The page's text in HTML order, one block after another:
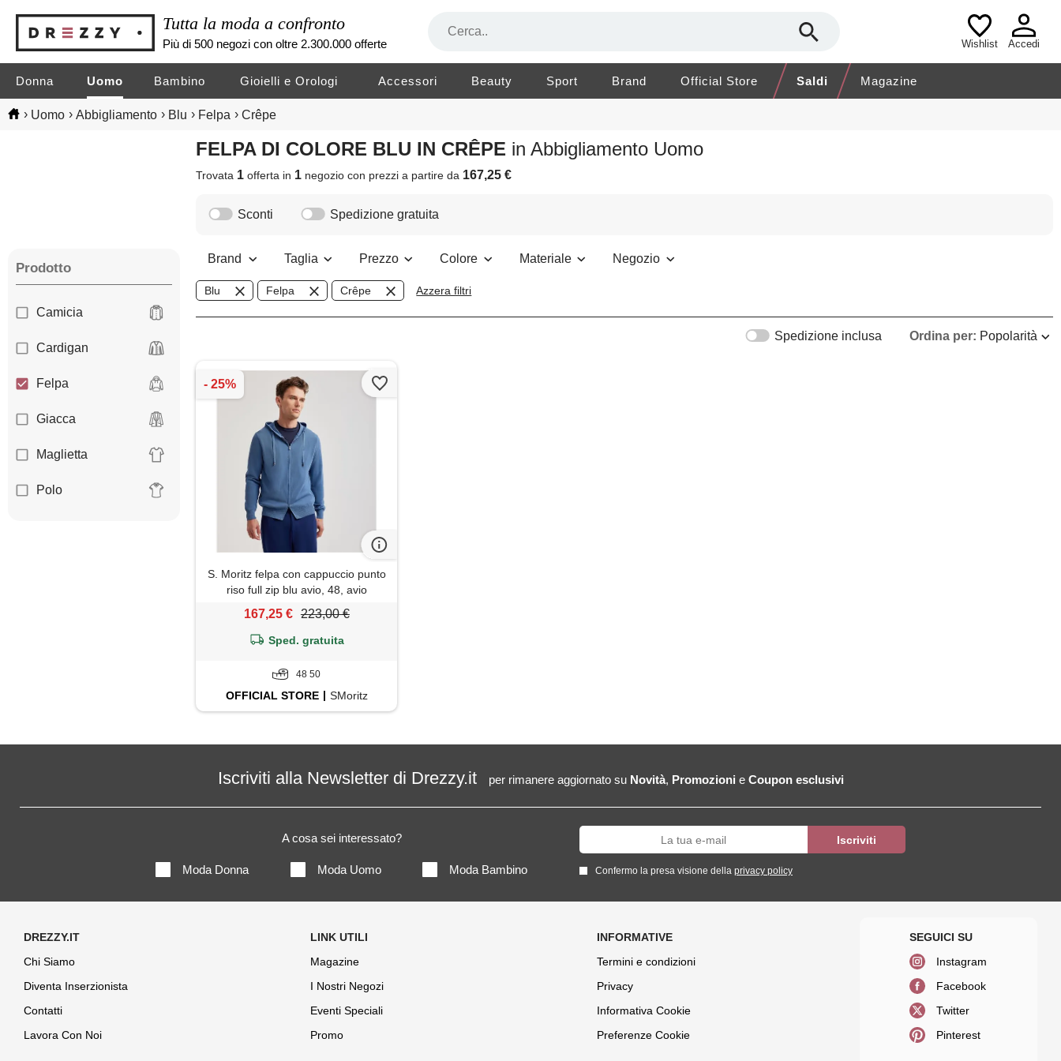
Tutta la moda a confronto
Più di 500 negozi con oltre 2.300.000 offerte Wishlist Accedi
Donna Uomo Bambino Gioielli e Orologi Accessori Beauty Sport Brand Official Store Saldi Magazine
› Uomo › Abbigliamento › Blu › Felpa › Crêpe
FELPA DI COLORE BLU IN CRÊPE in Abbigliamento Uomo
Trovata 1 offerta in 1 negoziocon prezzi a partire da 167,25 €
Prodotto
Camicia
Cardigan
Felpa
Giacca
Maglietta
Polo
Sconti Spedizione gratuita
Brand Taglia Prezzo Colore Materiale Negozio
Blu Felpa Crêpe Azzera filtri
Ordina per: Popolarità
Spedizione inclusa
S. Moritz felpa con cappuccio punto
riso full zip blu avio, 48, avio
167,25 € 223,00 €
Sped. gratuita
48 50
OFFICIALSTORE SMoritz
Iscriviti alla Newsletter di Drezzy.it per rimanere aggiornato su Novità, Promozioni e Coupon esclusivi
A cosa sei interessato?
Moda Donna Moda Uomo Moda Bambino Confermo la presa visione della privacy policy
Chi Siamo
Diventa Inserzionista
Contatti
Lavora Con Noi
Magazine
I Nostri Negozi
Eventi Speciali
Promo
Termini e condizioni
Privacy
Informativa Cookie
Preferenze Cookie
Instagram
Facebook
Twitter
Pinterest